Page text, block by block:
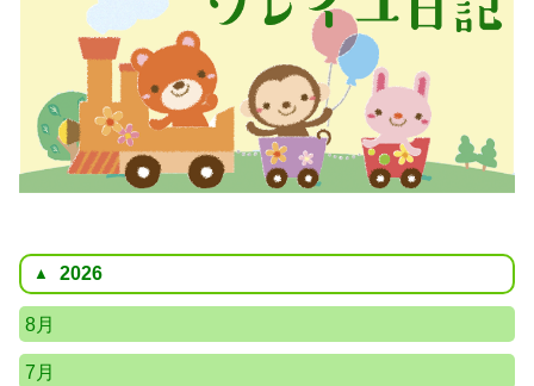
2026
8月
7月